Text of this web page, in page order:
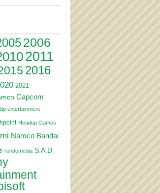
2006
2011
2016
2021
Capcom
entertainment
Headup Games
Namco Bandai
rondomedia S.A.D.